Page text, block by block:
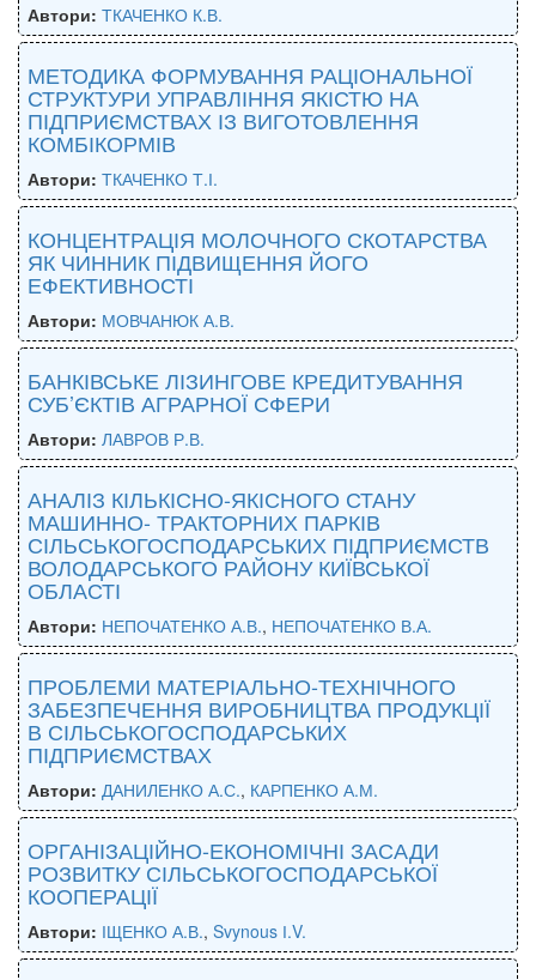
Автори: ТКАЧЕНКО К.В.
МЕТОДИКА ФОРМУВАННЯ РАЦІОНАЛЬНОЇ
СТРУКТУРИ УПРАВЛІННЯ ЯКІСТЮ НА
ПІДПРИЄМСТВАХ ІЗ ВИГОТОВЛЕННЯ
КОМБІКОРМІВ
Автори: ТКАЧЕНКО Т.І.
КОНЦЕНТРАЦІЯ МОЛОЧНОГО СКОТАРСТВА
ЯК ЧИННИК ПІДВИЩЕННЯ ЙОГО
ЕФЕКТИВНОСТІ
Автори: МОВЧАНЮК А.В.
БАНКІВСЬКЕ ЛІЗИНГОВЕ КРЕДИТУВАННЯ
СУБ’ЄКТІВ АГРАРНОЇ СФЕРИ
Автори: ЛАВРОВ Р.В.
АНАЛІЗ КІЛЬКІСНО-ЯКІСНОГО СТАНУ
МАШИННО- ТРАКТОРНИХ ПАРКІВ
СІЛЬСЬКОГОСПОДАРСЬКИХ ПІДПРИЄМСТВ
ВОЛОДАРСЬКОГО РАЙОНУ КИЇВСЬКОЇ
ОБЛАСТІ
Автори: НЕПОЧАТЕНКО А.В., НЕПОЧАТЕНКО В.А.
ПРОБЛЕМИ МАТЕРІАЛЬНО-ТЕХНІЧНОГО
ЗАБЕЗПЕЧЕННЯ ВИРОБНИЦТВА ПРОДУКЦІЇ
В СІЛЬСЬКОГОСПОДАРСЬКИХ
ПІДПРИЄМСТВАХ
Автори: ДАНИЛЕНКО А.С., КАРПЕНКО А.М.
ОРГАНІЗАЦІЙНО-ЕКОНОМІЧНІ ЗАСАДИ
РОЗВИТКУ СІЛЬСЬКОГОСПОДАРСЬКОЇ
КООПЕРАЦІЇ
Автори: ІЩЕНКО А.В., Svynous І.V.